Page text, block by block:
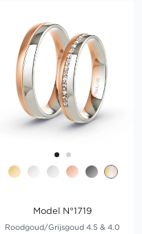
Model N°1719
Roodgoud/Grijsgoud 4.5 & 4.0